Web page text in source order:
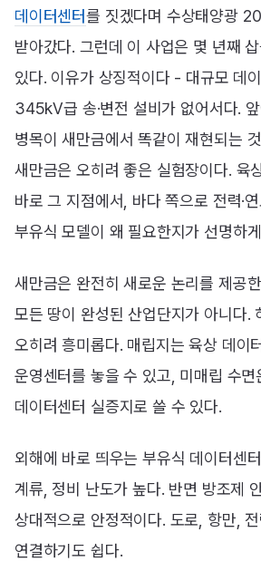
데이터센터를 짓겠다며 수상태양광
받아갔다. 그런데 이 사업은 몇 년째
있다. 이유가 상징적이다 - 대규모 데
345kV급 송·변전 설비가 없어서다.
병목이 새만금에서 똑같이 재현되는
새만금은 오히려 좋은 실험장이다. 육
바로 그 지점에서, 바다 쪽으로 전력·
부유식 모델이 왜 필요한지가 선명하
새만금은 완전히 새로운 논리를 제공
모든 땅이 완성된 산업단지가 아니다.
오히려 흥미롭다. 매립지는 육상 데이
운영센터를 놓을 수 있고, 미매립 수면
데이터센터 실증지로 쓸 수 있다.
외해에 바로 띄우는 부유식 데이터센
계류, 정비 난도가 높다. 반면 방조제
상대적으로 안정적이다. 도로, 항만,
연결하기도 쉽다.